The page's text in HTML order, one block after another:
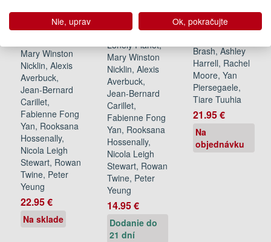
Planet
Paris
Mary Winston
Nicklin, Alexis
Averbuck,
Jean-Bernard
Carillet,
Fabienne Fong
Yan, Rooksana
Hossenally,
Nicola Leigh
Stewart, Rowan
Twine, Peter
Yeung
22.95 €
Na sklade
Planet
Paris
Lonely Planet,
Mary Winston
Nicklin, Alexis
Averbuck,
Jean-Bernard
Carillet,
Fabienne Fong
Yan, Rooksana
Hossenally,
Nicola Leigh
Stewart, Rowan
Twine, Peter
Yeung
14.95 €
Dodanie do
21 dní
Lonely Planet,
Jean-Bernard
Brash, Ashley
Harrell, Rachel
Moore, Yan
Piersegaele,
Tiare Tuuhia
21.95 €
Na
objednávku
Nie, uprav Ok, pokračujte